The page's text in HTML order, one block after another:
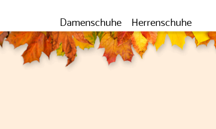
Damenschuhe Herrenschuhe